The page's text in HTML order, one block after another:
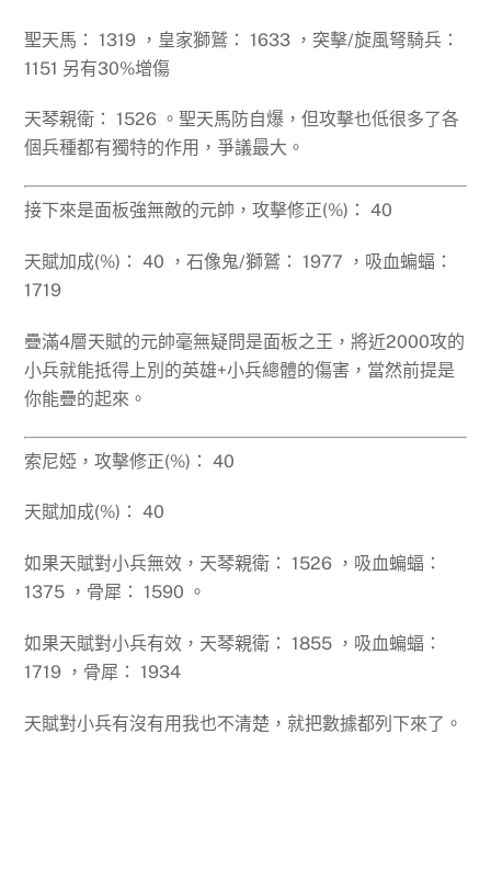
聖天馬： 1319 ，皇家獅鷲： 1633 ，突擊/旋風弩騎兵：
1151 另有30%增傷
天琴親衛： 1526 。聖天馬防自爆，但攻擊也低很多了各
個兵種都有獨特的作用，爭議最大。
接下來是面板強無敵的元帥，攻擊修正(%)： 40
天賦加成(%)： 40 ，石像鬼/獅鷲： 1977 ，吸血蝙蝠：
1719
疊滿4層天賦的元帥毫無疑問是面板之王，將近2000攻的
小兵就能抵得上別的英雄+小兵總體的傷害，當然前提是
你能疊的起來。
索尼婭，攻擊修正(%)： 40
天賦加成(%)： 40
如果天賦對小兵無效， 天琴親衛： 1526 ，吸血蝙蝠：
1375 ，骨犀： 1590 。
如果天賦對小兵有效，天琴親衛： 1855 ，吸血蝙蝠：
1719 ，骨犀： 1934
天賦對小兵有沒有用我也不清楚，就把數據都列下來了。